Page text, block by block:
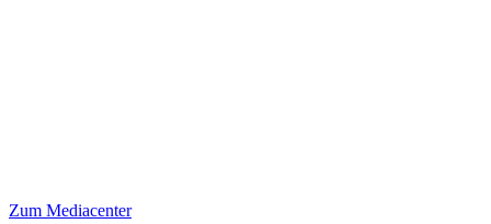
Zum Mediacenter